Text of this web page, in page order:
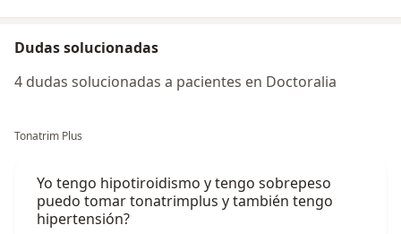
Dudas solucionadas
4 dudas solucionadas a pacientes en Doctoralia
Tonatrim Plus
Yo tengo hipotiroidismo y tengo sobrepeso
puedo tomar tonatrimplus y también tengo
hipertensión?